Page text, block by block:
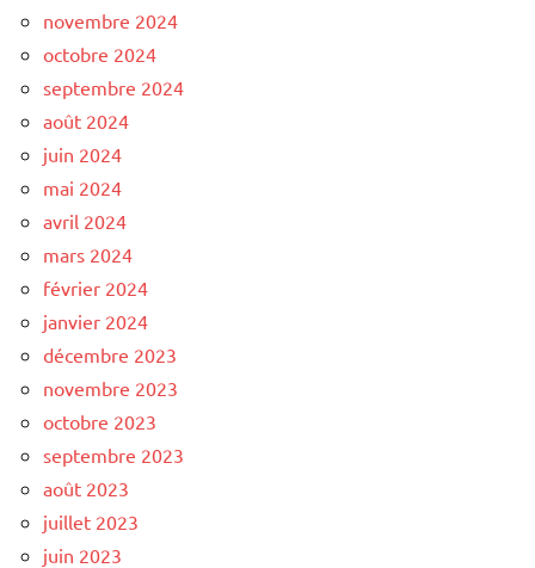
novembre 2024
octobre 2024
septembre 2024
août 2024
juin 2024
mai 2024
avril 2024
mars 2024
février 2024
janvier 2024
décembre 2023
novembre 2023
octobre 2023
septembre 2023
août 2023
juillet 2023
juin 2023